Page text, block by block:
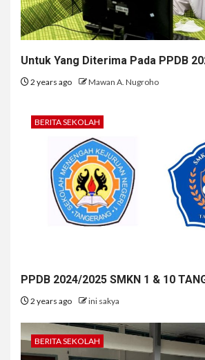
Untuk Yang Diterima Pada PPDB
2 years ago Mawan A. Nugroho
BERITA SEKOLAH
PPDB 2024/2025 SMKN 1 & 10
2 years ago ini sakya
BERITA SEKOLAH